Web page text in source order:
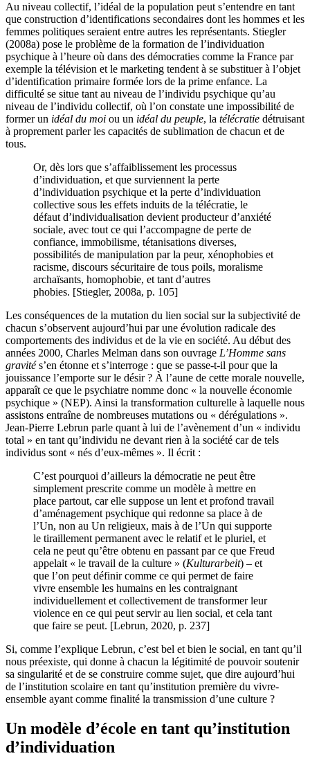
Au niveau collectif, l’idéal de la population peut s’entendre en tant
que construction d’identifications secondaires dont les hommes et les
femmes politiques seraient entre autres les représentants. Stiegler
(2008a) pose le problème de la formation de l’individuation
psychique à l’heure où dans des démocraties comme la France par
exemple la télévision et le marketing tendent à se substituer à l’objet
d’identification primaire formée lors de la prime enfance. La
difficulté se situe tant au niveau de l’individu psychique qu’au
niveau de l’individu collectif, où l’on constate une impossibilité de
former un idéal du moi ou un idéal du peuple, la télécratie détruisant
à proprement parler les capacités de sublimation de chacun et de
tous.
Or, dès lors que s’affaiblissement les processus
d’individuation, et que surviennent la perte
d’individuation psychique et la perte d’individuation
collective sous les effets induits de la télécratie, le
défaut d’individualisation devient producteur d’anxiété
sociale, avec tout ce qui l’accompagne de perte de
confiance, immobilisme, tétanisations diverses,
possibilités de manipulation par la peur, xénophobies et
racisme, discours sécuritaire de tous poils, moralisme
archaïsants, homophobie, et tant d’autres
phobies. [Stiegler, 2008a, p. 105]
Les conséquences de la mutation du lien social sur la subjectivité de
chacun s’observent aujourd’hui par une évolution radicale des
comportements des individus et de la vie en société. Au début des
années 2000, Charles Melman dans son ouvrage L’Homme sans
gravités’en étonne et s’interroge : que se passe-t-il pour que la
jouissance l’emporte sur le désir ? À l’aune de cette morale nouvelle,
apparaît ce que le psychiatre nomme donc « la nouvelle économie
psychique » (NEP). Ainsi la transformation culturelle à laquelle nous
assistons entraîne de nombreuses mutations ou « dérégulations ».
Jean-Pierre Lebrun parle quant à lui de l’avènement d’un « individu
total » en tant qu’individu ne devant rien à la société car de tels
individus sont « nés d’eux-mêmes ». Il écrit :
C’est pourquoi d’ailleurs la démocratie ne peut être
simplement prescrite comme un modèle à mettre en
place partout, car elle suppose un lent et profond travail
d’aménagement psychique qui redonne sa place à de
l’Un, non au Un religieux, mais à de l’Un qui supporte
le tiraillement permanent avec le relatif et le pluriel, et
cela ne peut qu’être obtenu en passant par ce que Freud
appelait « le travail de la culture » (Kulturarbeit) – et
que l’on peut définir comme ce qui permet de faire
vivre ensemble les humains en les contraignant
individuellement et collectivement de transformer leur
violence en ce qui peut servir au lien social, et cela tant
que faire se peut. [Lebrun, 2020, p. 237]
Si, comme l’explique Lebrun, c’est bel et bien le social, en tant qu’il
nous préexiste, qui donne à chacun la légitimité de pouvoir soutenir
sa singularité et de se construire comme sujet, que dire aujourd’hui
de l’institution scolaire en tant qu’institution première du vivre-
ensemble ayant comme finalité la transmission d’une culture ?
Un modèle d’école en tant qu’institution
d’individuation